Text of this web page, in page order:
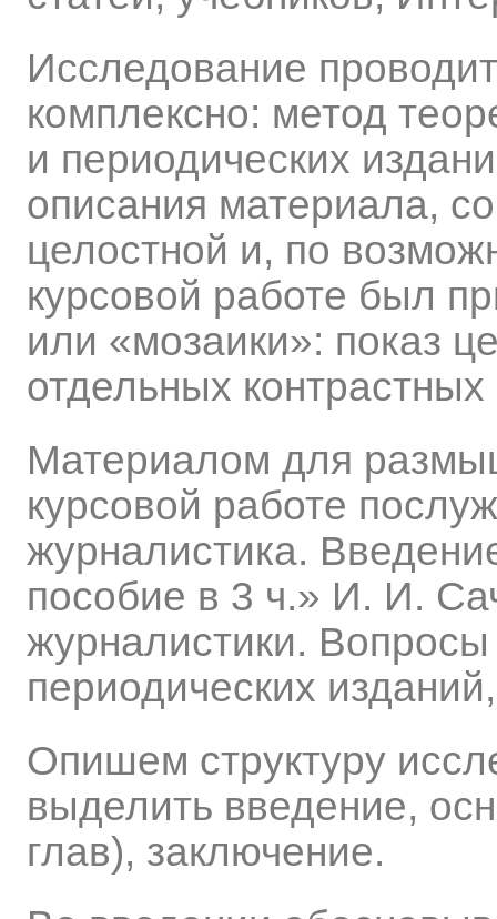
Исследование
комплексно: метод
и периодических
описания материала,
целостной и, по
курсовой работе был
или «мозаики»: показ
отдельных контрастных
Материалом для
курсовой работе
журналистика.
пособие в 3 ч.» И. И.
журналистики.
периодических
Опишем структуру
выделить введение,
глав), заключение.